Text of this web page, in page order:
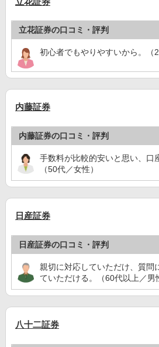
立花証券の口コミ・評判
初心者でもやりやすいから。（
内藤証券
内藤証券の口コミ・評判
手数料が比較的安いと思い、口
（50代／女性）
日産証券
日産証券の口コミ・評判
親切に対応していただけ、質問
ていただける。（60代以上／男
八十二証券